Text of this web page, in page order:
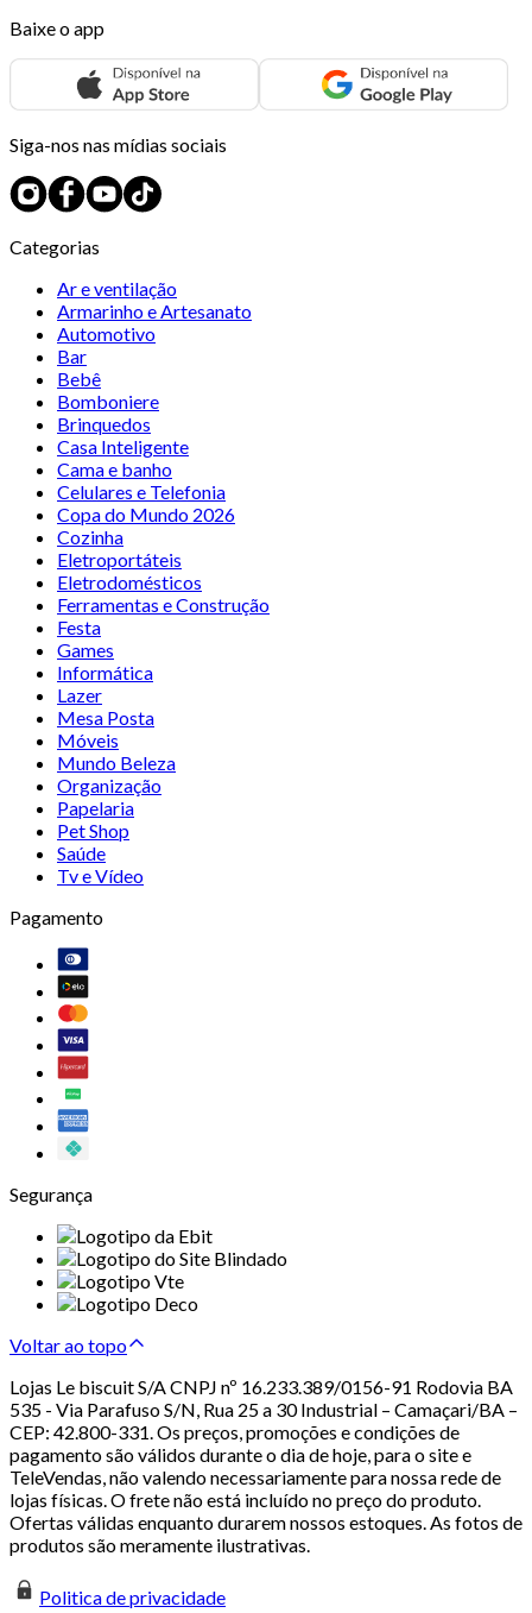
Baixe o app
Siga-nos nas mídias sociais
Categorias
Ar e ventilação
Armarinho e Artesanato
Automotivo
Bar
Bebê
Bomboniere
Brinquedos
Casa Inteligente
Cama e banho
Celulares e Telefonia
Copa do Mundo 2026
Cozinha
Eletroportáteis
Eletrodomésticos
Ferramentas e Construção
Festa
Games
Informática
Lazer
Mesa Posta
Móveis
Mundo Beleza
Organização
Papelaria
Pet Shop
Saúde
Tv e Vídeo
Pagamento
Segurança
Voltar ao topo
Lojas Le biscuit S/A CNPJ nº 16.233.389/0156-91 Rodovia BA
535 - Via Parafuso S/N, Rua 25 a 30 Industrial – Camaçari/BA –
CEP: 42.800-331. Os preços, promoções e condições de
pagamento são válidos durante o dia de hoje, para o site e
TeleVendas, não valendo necessariamente para nossa rede de
lojas físicas. O frete não está incluído no preço do produto.
Ofertas válidas enquanto durarem nossos estoques. As fotos de
produtos são meramente ilustrativas.
Politica de privacidade